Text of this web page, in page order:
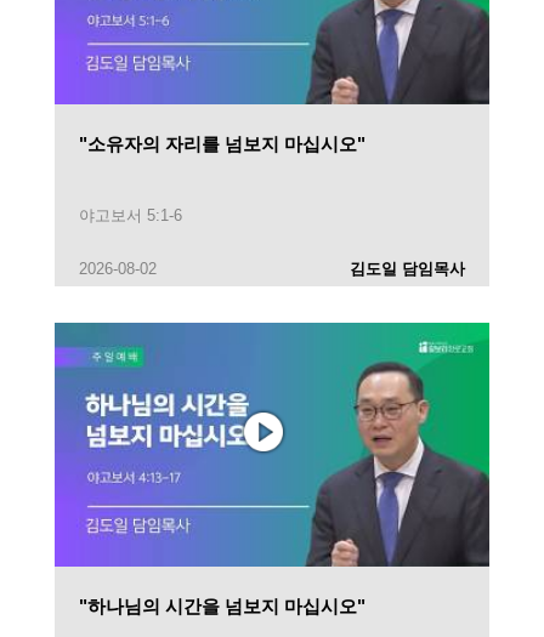
"소유자의 자리를 넘보지 마십시오"
야고보서 5:1-6
2026-08-02 김도일 담임목사
"하나님의 시간을 넘보지 마십시오"